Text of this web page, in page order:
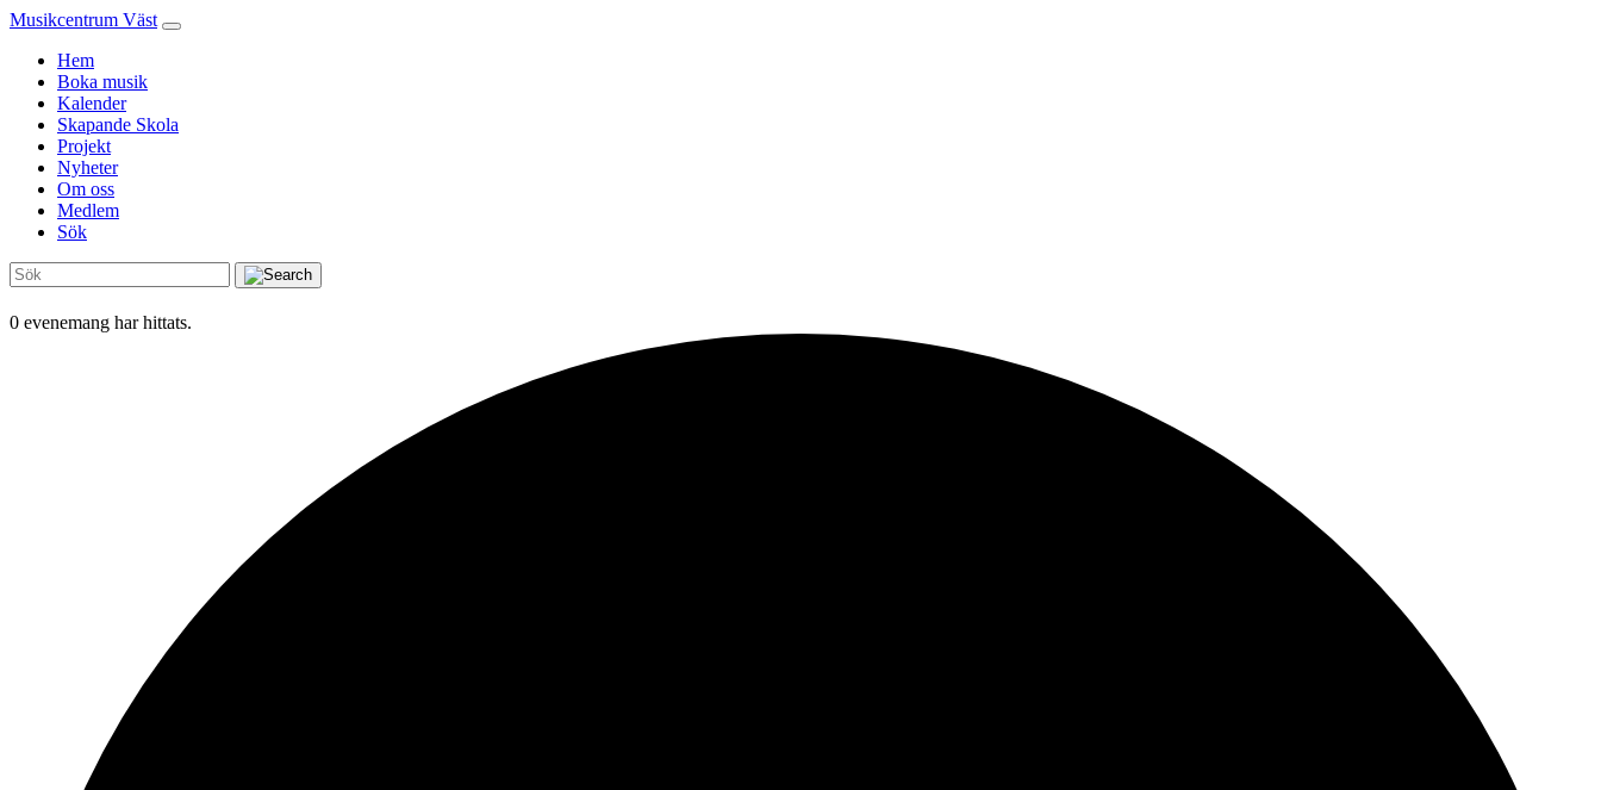
Musikcentrum Väst
Hem
Boka musik
Kalender
Skapande Skola
Projekt
Nyheter
Om oss
Medlem
Sök
0 evenemang har hittats.